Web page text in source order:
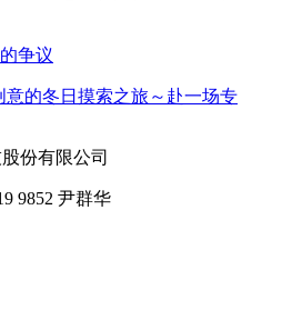
争议
意的冬日摸索之旅～赴一场专
9852 尹群华